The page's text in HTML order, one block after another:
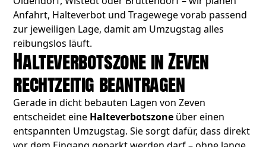
Anfahrt, Halteverbot und Tragewege vorab passend
zur jeweiligen Lage, damit am Umzugstag alles
reibungslos läuft.
Halteverbotszone in Zeven
rechtzeitig beantragen
Gerade in dicht bebauten Lagen von Zeven
entscheidet eine Halteverbotszone über einen
entspannten Umzugstag. Sie sorgt dafür, dass direkt